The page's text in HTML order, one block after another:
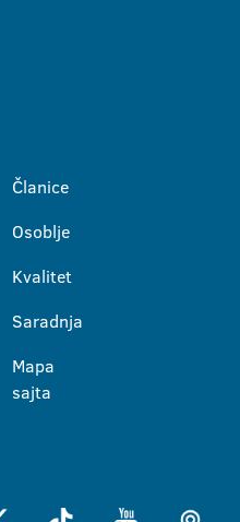
Članice
Osoblje
Kvalitet
Saradnja
Mapa
sajta